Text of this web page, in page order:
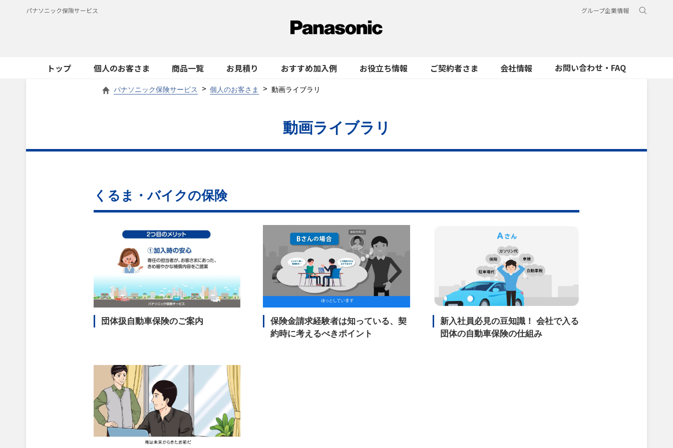
パナソニック保険サービス グループ企業情報
トップ 個人のお客さま 商品一覧 お見積り おすすめ加入例 お役立ち情報 ご契約者さま 会社情報 お問い合わせ・FAQ
パナソニック保険サービス 個人のお客さま 動画ライブラリ
動画ライブラリ
くるま・バイクの保険
団体扱自動車保険のご案内
保険金請求経験者は知っている、契
約時に考えるべきポイント
新入社員必見の豆知識！ 会社で入る
団体の自動車保険の仕組み